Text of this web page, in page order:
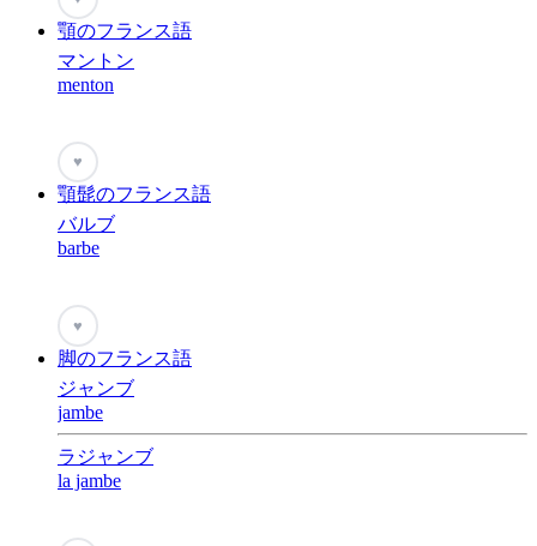
顎のフランス語
マントン
menton
♥
顎髭のフランス語
バルブ
barbe
♥
脚のフランス語
ジャンブ
jambe
ラジャンブ
la jambe